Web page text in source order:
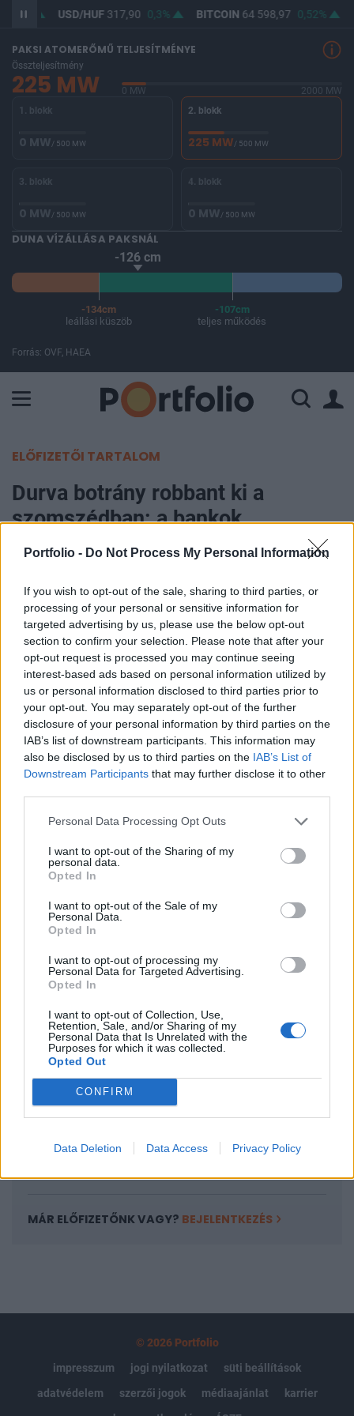
Portfolio - Do Not Process My Personal Information
If you wish to opt-out of the sale, sharing to third parties, or
processing of your personal or sensitive information for
targeted advertising by us, please use the below opt-out
section to confirm your selection. Please note that after your
opt-out request is processed you may continue seeing
interest-based ads based on personal information utilized by
us or personal information disclosed to third parties prior to
your opt-out. You may separately opt-out of the further
disclosure of your personal information by third parties on the
IAB’s list of downstream participants. This information may
also be disclosed by us to third parties on the IAB’s List of
Downstream Participants that may further disclose it to other
Personal Data Processing Opt Outs
I want to opt-out of the Sharing of my
personal data.
Opted In
I want to opt-out of the Sale of my
Personal Data.
Opted In
I want to opt-out of processing my
Personal Data for Targeted Advertising.
Opted In
I want to opt-out of Collection, Use,
Retention, Sale, and/or Sharing of my
Personal Data that Is Unrelated with the
Purposes for which it was collected.
Opted Out
CONFIRM
Data Deletion Data Access Privacy Policy
USD/HUF317,90 0,3% BITCOIN64 598,97 0,52%
PAKSI ATOMERŐMŰ TELJESÍTMÉNYE
Összteljesítmény
225 MW 0 MW
2000 MW
1. blokk
0 MW/ 500 MW
2. blokk
225 MW/ 500 MW
3. blokk
0 MW/ 500 MW
4. blokk
0 MW/ 500 MW
DUNA VÍZÁLLÁSA PAKSNÁL
-126 cm
-134cm
leállási küszöb
-107cm
teljes működés
Forrás: OVF, HAEA
ELŐFIZETŐI TARTALOM
Durva botrány robbant ki a
szomszédban: a bankok
megpiszkálták a kamatokat
MTI
2026. június 07. 15:42
Kartellezésre hivatkozva minden korábbinál
nagyobb összegű, több mint 700 millió eurónyi
bírságot szabott ki a román versenytanács (CC) a
tíz vezető bankra, amelyek állítólag
kamatpolitikájuk összehangolásával
befolyásolták a román bankközi kamatlábat
(ROBOR) - közölte vasárnap a hatóság.
A CC közleménye szerint a napi kamatjegyzés (fixing) - a
különböző futamidejű bankközi hitelkamatok
függetlenül kellett volna megadniuk a kamatlábakat, ám a
megbírságolt tíz bank állítólag bizalmas, stratégiai jellegű
igazította magatartását, mesterségesen befolyásolva...
KEDVES OLVASÓNK!
A keresett cikk a portfolio.hu hírarchívumához
tartozik, melynek olvasása előfizetéses
regisztrációhoz kötött.
Az előfizetés a következőket tartalmazza:
Portfolio.hu teljes cikkarchívum
Kötéslisták: BÉT elmúlt 2 év napon belüli
kötéslistái
MÁR ELŐFIZETŐNK VAGY? BEJELENTKEZÉS
© 2026 Portfolio
impresszum
jogi nyilatkozat
süti beállítások
adatvédelem
szerzői jogok médiaajánlat
karrier